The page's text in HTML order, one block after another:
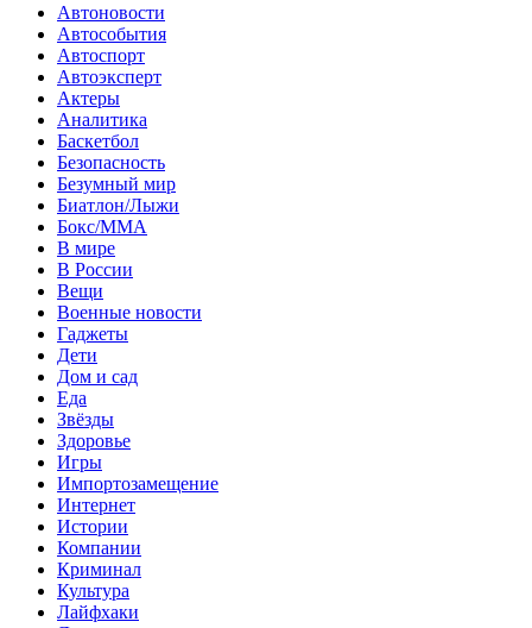
Автоновости
Автособытия
Автоспорт
Автоэксперт
Актеры
Аналитика
Баскетбол
Безопасность
Безумный мир
Биатлон/Лыжи
Бокс/MMA
В мире
В России
Вещи
Военные новости
Гаджеты
Дети
Дом и сад
Еда
Звёзды
Здоровье
Игры
Импортозамещение
Интернет
Истории
Компании
Криминал
Культура
Лайфхаки